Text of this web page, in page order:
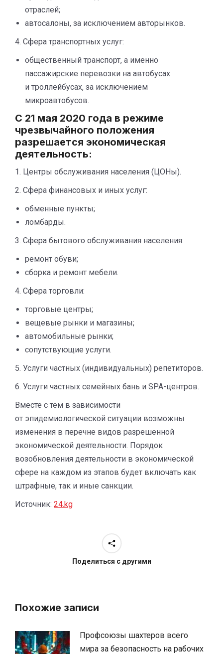
отраслей;
автосалоны, за исключением авторынков.
4. Сфера транспортных услуг:
общественный транспорт, а именно
пассажирские перевозки на автобусах
и троллейбусах, за исключением
микроавтобусов.
С 21 мая 2020 года в режиме
чрезвычайного положения
разрешается экономическая
деятельность:
1. Центры обслуживания населения (ЦОНы).
2. Сфера финансовых и иных услуг:
обменные пункты;
ломбарды.
3. Сфера бытового обслуживания населения:
ремонт обуви;
сборка и ремонт мебели.
4. Сфера торговли:
торговые центры;
вещевые рынки и магазины;
автомобильные рынки;
сопутствующие услуги.
5. Услуги частных (индивидуальных) репетиторов.
6. Услуги частных семейных бань и SPA-центров.
Вместе с тем в зависимости
от эпидемиологической ситуации возможны
изменения в перечне видов разрешенной
экономической деятельности. Порядок
возобновления деятельности в экономической
сфере на каждом из этапов будет включать как
штрафные, так и иные санкции.
Источник: 24.kg
Поделиться с другими
Похожие записи
Профсоюзы шахтеров всего
мира за безопасность на рабочих